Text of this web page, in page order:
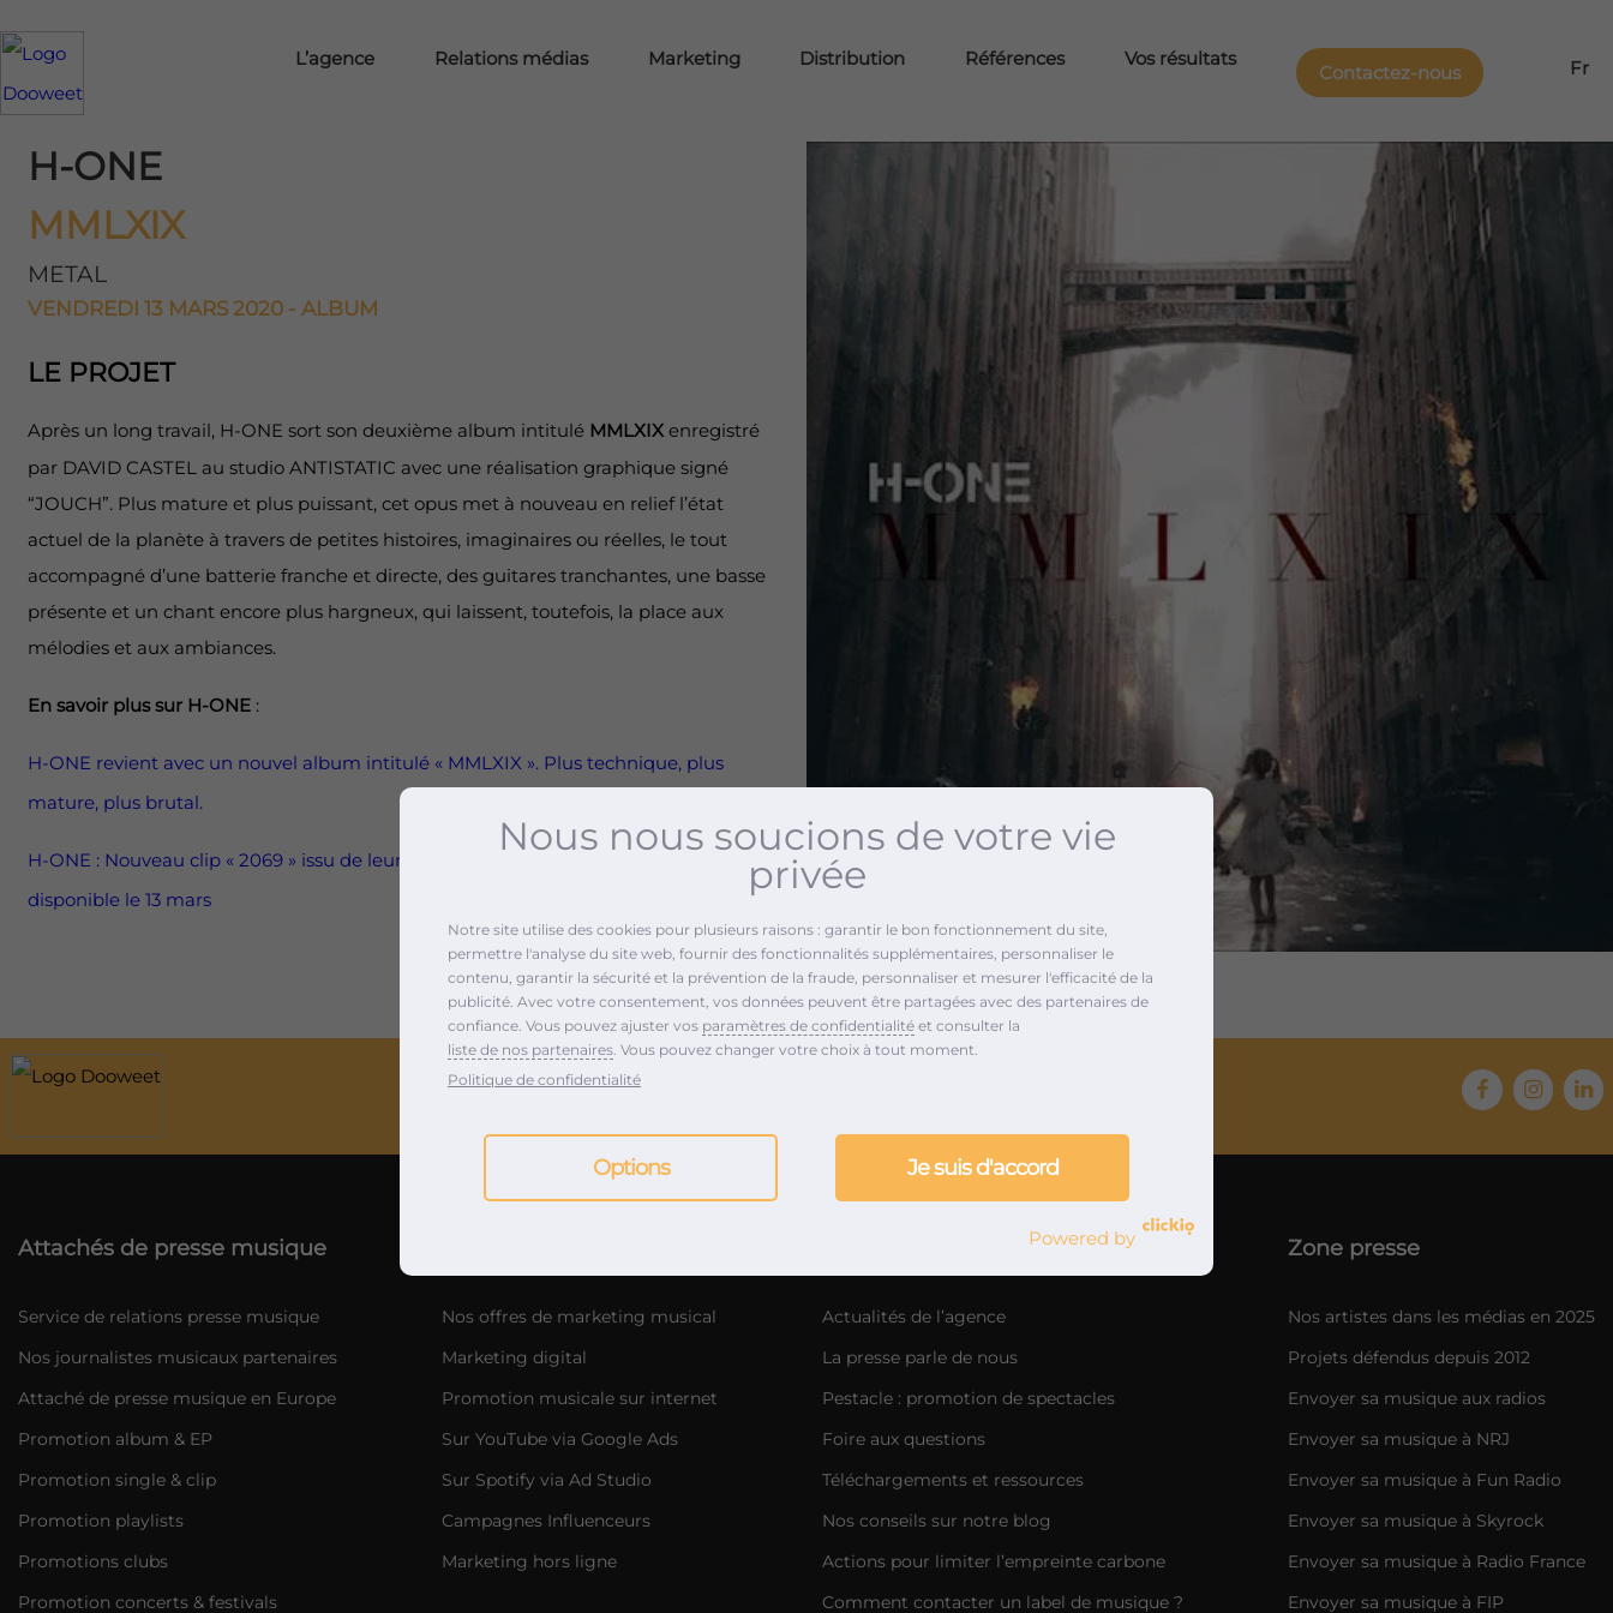
L’agence Relations médias Marketing Distribution Références Vos résultats
Contactez-nous Fr
H-ONE
MMLXIX
METAL
VENDREDI 13 MARS 2020 - ALBUM
LE PROJET
Après un long travail, H-ONE sort son deuxième album intitulé MMLXIXenregistré
par DAVID CASTEL au studio ANTISTATIC avec une réalisation graphique signé
“JOUCH”. Plus mature et plus puissant, cet opus met à nouveau en relief l’état
actuel de la planète à travers de petites histoires, imaginaires ou réelles, le tout
accompagné d’une batterie franche et directe, des guitares tranchantes, une basse
présente et un chant encore plus hargneux, qui laissent, toutefois, la place aux
mélodies et aux ambiances.
En savoir plus sur H-ONE :
H-ONE revient avec un nouvel album intitulé « MMLXIX ». Plus technique, plus
mature, plus brutal.
H-ONE : Nouveau clip « 2069 » issu de leur nouvel album intitulé « MMLXIX »
disponible le 13 mars
Attachés de presse musique
Service de relations presse musique
Nos journalistes musicaux partenaires
Attaché de presse musique en Europe
Promotion album & EP
Promotion single & clip
Promotion playlists
Promotions clubs
Promotion concerts & festivals
Nos offres de marketing musical
Marketing digital
Promotion musicale sur internet
Sur YouTube via Google Ads
Sur Spotify via Ad Studio
Campagnes Influenceurs
Marketing hors ligne
Actualités de l’agence
La presse parle de nous
Pestacle : promotion de spectacles
Foire aux questions
Téléchargements et ressources
Nos conseils sur notre blog
Actions pour limiter l’empreinte carbone
Comment contacter un label de musique ?
Zone presse
Nos artistes dans les médias en 2025
Projets défendus depuis 2012
Envoyer sa musique aux radios
Envoyer sa musique à NRJ
Envoyer sa musique à Fun Radio
Envoyer sa musique à Skyrock
Envoyer sa musique à Radio France
Envoyer sa musique à FIP
Nous nous soucions de votre vie
privée
Notre site utilise des cookies pour plusieurs raisons : garantir le bon fonctionnement du site,
permettre l'analyse du site web, fournir des fonctionnalités supplémentaires, personnaliser le
contenu, garantir la sécurité et la prévention de la fraude, personnaliser et mesurer l'efficacité de la
publicité. Avec votre consentement, vos données peuvent être partagées avec des partenaires de
confiance. Vous pouvez ajuster vos paramètres de confidentialité et consulter la
liste de nos partenaires . Vous pouvez changer votre choix à tout moment.
Politique de confidentialité
Options Je suis d'accord
Powered by